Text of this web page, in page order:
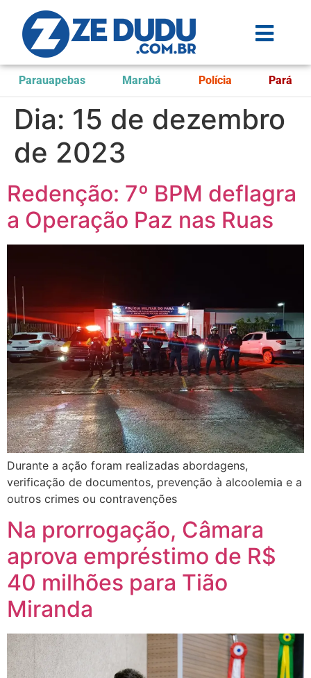
Parauapebas Marabá Polícia Pará
Dia: 15 de dezembro
de 2023
Redenção: 7º BPM deflagra
a Operação Paz nas Ruas
Durante a ação foram realizadas abordagens,
verificação de documentos, prevenção à alcoolemia e a
outros crimes ou contravenções
Na prorrogação, Câmara
aprova empréstimo de R$
40 milhões para Tião
Miranda